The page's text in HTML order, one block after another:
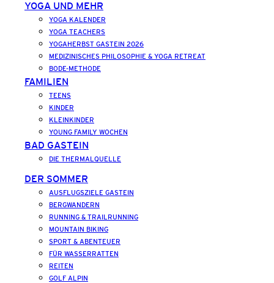
YOGA UND MEHR
YOGA KALENDER
YOGA TEACHERS
YOGAHERBST GASTEIN 2026
MEDIZINISCHES PHILOSOPHIE & YOGA RETREAT
BODE-METHODE
FAMILIEN
TEENS
KINDER
KLEINKINDER
YOUNG FAMILY WOCHEN
BAD GASTEIN
DIE THERMALQUELLE
DER SOMMER
AUSFLUGSZIELE GASTEIN
BERGWANDERN
RUNNING & TRAILRUNNING
MOUNTAIN BIKING
SPORT & ABENTEUER
FÜR WASSERRATTEN
REITEN
GOLF ALPIN